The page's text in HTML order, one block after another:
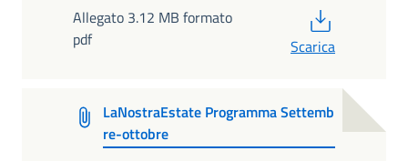
Allegato 3.12 MB formato
pdf
Scarica
LaNostraEstate Programma Settemb
re-ottobre